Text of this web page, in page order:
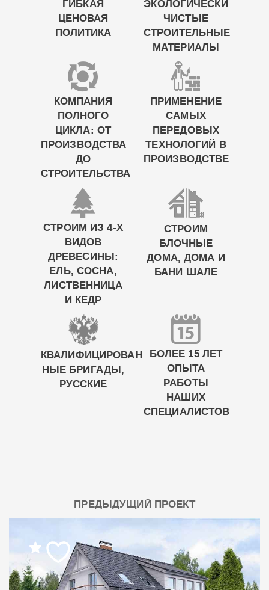
ГИБКАЯ
ЦЕНОВАЯ
ПОЛИТИКА
ЭКОЛОГИЧЕСКИ
ЧИСТЫЕ
СТРОИТЕЛЬНЫЕ
МАТЕРИАЛЫ
КОМПАНИЯ
ПОЛНОГО
ЦИКЛА: ОТ
ПРОИЗВОДСТВА
ДО
СТРОИТЕЛЬСТВА
ПРИМЕНЕНИЕ
САМЫХ
ПЕРЕДОВЫХ
ТЕХНОЛОГИЙ В
ПРОИЗВОДСТВЕ
СТРОИМ ИЗ 4-Х
ВИДОВ
ДРЕВЕСИНЫ:
ЕЛЬ, СОСНА,
ЛИСТВЕННИЦА
И КЕДР
СТРОИМ
БЛОЧНЫЕ
ДОМА, ДОМА И
БАНИ ШАЛЕ
КВАЛИФИЦИРОВАН
НЫЕ БРИГАДЫ,
РУССКИЕ
БОЛЕЕ 15 ЛЕТ
ОПЫТА
РАБОТЫ
НАШИХ
СПЕЦИАЛИСТОВ
ПРЕДЫДУЩИЙ ПРОЕКТ